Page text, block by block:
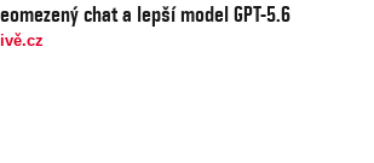
chat a lepší model GPT-5.6